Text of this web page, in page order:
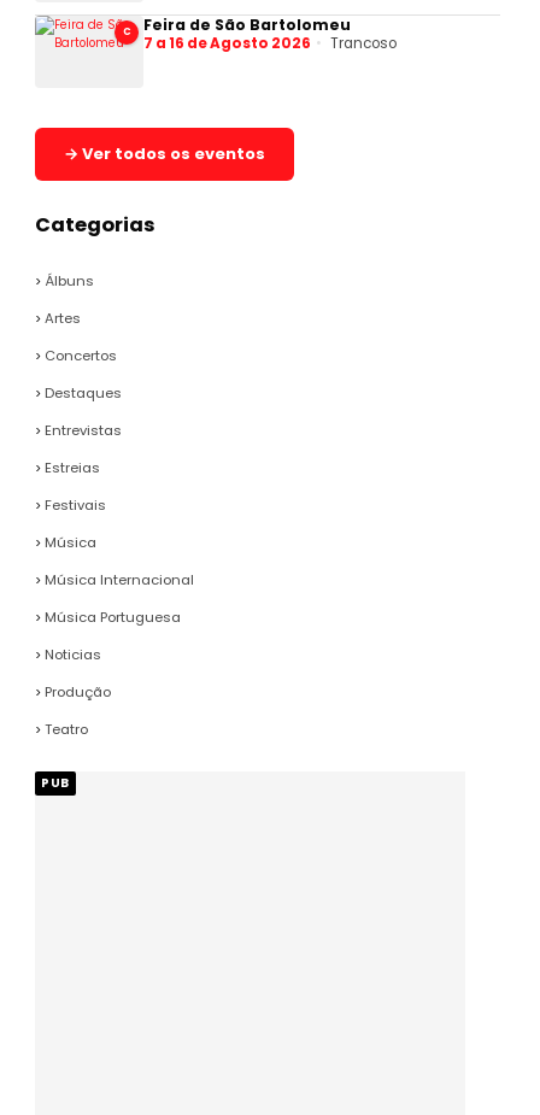
C Feira de São Bartolomeu
7 a 16 de Agosto 2026 Trancoso
→ Ver todos os eventos
Categorias
Álbuns
Artes
Concertos
Destaques
Entrevistas
Estreias
Festivais
Música
Música Internacional
Música Portuguesa
Noticias
Produção
Teatro
PUB